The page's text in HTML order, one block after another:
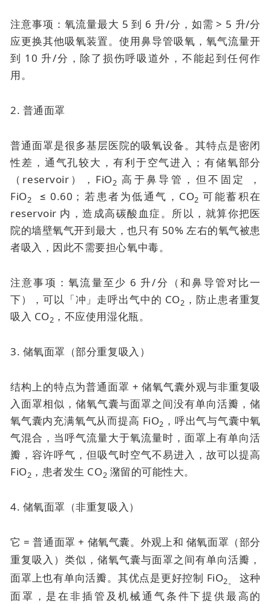
注意事项：氧流量最大 5 到 6 升/分，如需 > 5 升/分
应更换其他吸氧装置。使用鼻导管吸氧，氧气流量开
到 10 升/分，除了损伤呼吸道外，不能起到任何作
用。
2. 普通面罩
普通面罩是很多基层医院的吸氧设备。其特点是密闭
性差，通气孔较大，有利于空气进入；有储氧部分
（reservoir），FiO2 高于鼻导管，但不固定 ，
FiO2 ≤ 0.60；若患者为低通气，CO2 可能蓄积在
reservoir 内，造成高碳酸血症。所以，就算你把医
院的墙壁氧气开到最大，也只有 50% 左右的氧气被患
者吸入，因此不需要担心氧中毒。
注意事项：氧流量至少 6 升/分（和鼻导管对比一
下），可以「冲」走呼出气中的 CO2 ，防止患者重复
吸入 CO2 ，不应使用湿化瓶。
3. 储氧面罩（部分重复吸入）
结构上的特点为普通面罩 + 储氧气囊外观与非重复吸
入面罩相似，储氧气囊与面罩之间没有单向活瓣，储
氧气囊内充满氧气从而提高 FiO2 ，呼出气与气囊中氧
气混合，当呼气流量大于氧流量时，面罩上有单向活
瓣，容许呼气，但吸气时空气不易进入，故可以提高
FiO2 ，患者发生 CO2 潴留的可能性大。
4. 储氧面罩（非重复吸入）
它 = 普通面罩 + 储氧气囊。外观上和 储氧面罩（部分
重复吸入）类似，储氧气囊与面罩之间有单向活瓣，
面罩上也有单向活瓣。其优点是更好控制 FiO2。
这种
面罩，是在非插管及机械通气条件下提供最高的